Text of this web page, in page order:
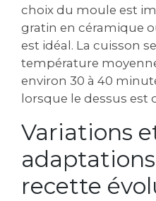
choix du moule est
gratin en céramique
est idéal. La cuisson
température
environ 30 à 40
lorsque le dessus est
Variations
recette